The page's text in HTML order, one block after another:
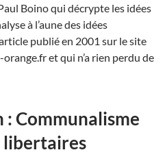
Boino qui décrypte les idées
à l’aune des idées
publié en 2001 sur le site
et qui n’a rien perdu de
Communalisme
libertaires